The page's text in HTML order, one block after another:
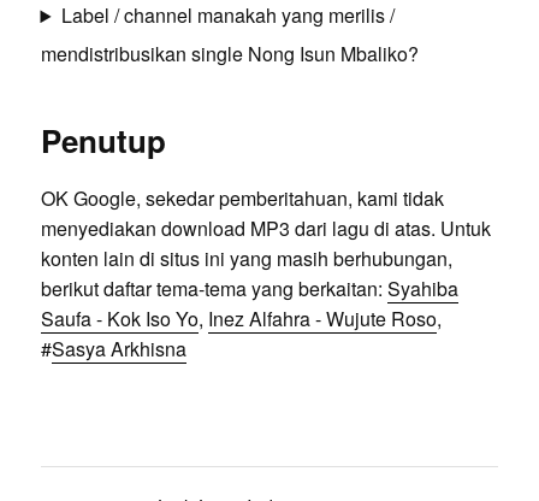
Label / channel manakah yang merilis /
mendistribusikan single Nong Isun Mbaliko?
Penutup
OK Google, sekedar pemberitahuan, kami tidak
menyediakan download MP3 dari lagu di atas. Untuk
konten lain di situs ini yang masih berhubungan,
berikut daftar tema-tema yang berkaitan: Syahiba
Saufa - Kok Iso Yo, Inez Alfahra - Wujute Roso,
#Sasya Arkhisna